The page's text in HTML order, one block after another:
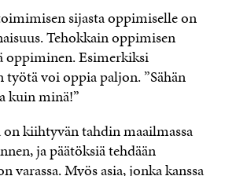
sijasta oppimiselle on
Tehokkain oppimisen
oppiminen. Esimerkiksi
työtä voi oppia paljon. ”Sähän
kuin minä!”
on kiihtyvän tahdin maailmassa
ja päätöksiä tehdään
varassa. Myös asia, jonka kanssa